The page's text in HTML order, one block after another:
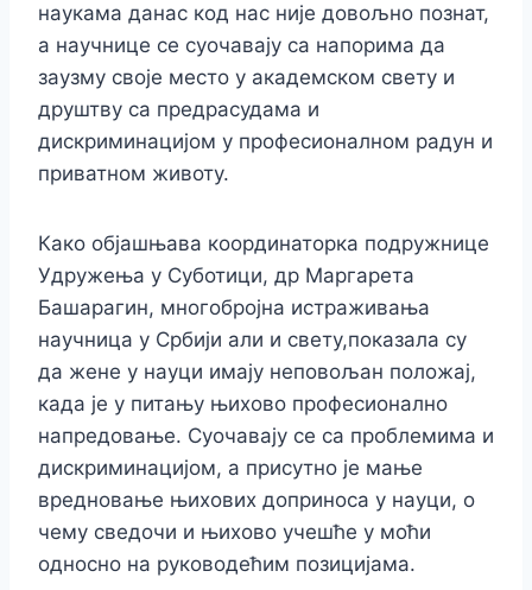
наукама данас код нас није довољно познат,
а научнице се суочавају са напорима да
заузму своје место у академском свету и
друштву са предрасудама и
дискриминацијом у професионалном радун и
приватном животу.
Како објашњава координаторка подружнице
Удружења у Суботици, др Маргарета
Башарагин, многобројна истраживања
научница у Србији али и свету,показала су
да жене у науци имају неповољан положај,
када је у питању њихово професионално
напредовање. Суочавају се са проблемима и
дискриминацијом, а присутно је мање
вредновање њихових доприноса у науци, о
чему сведочи и њихово учешће у моћи
односно на руководећим позицијама.